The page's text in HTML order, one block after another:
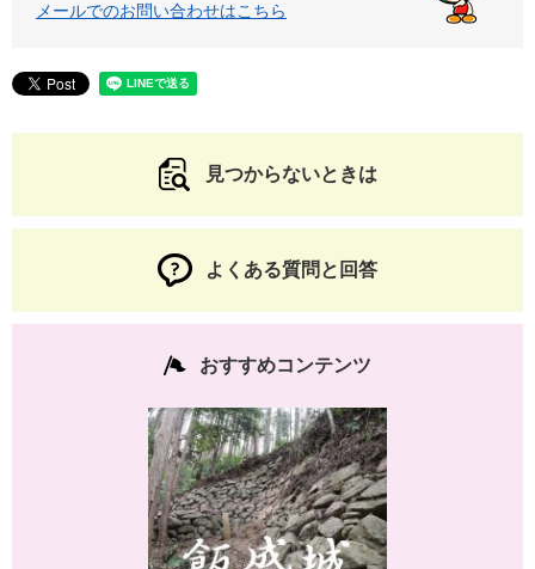
メールでのお問い合わせはこちら
見つからないときは
よくある質問と回答
おすすめコンテンツ